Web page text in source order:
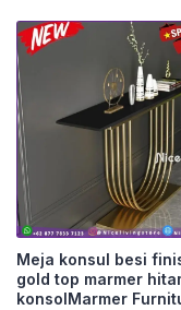
Meja konsul besi
gold top marmer
konsolMarmer